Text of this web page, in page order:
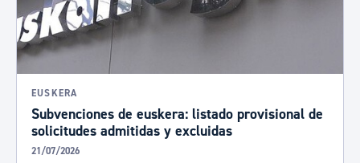
EUSKERA
Subvenciones de euskera: listado provisional de
solicitudes admitidas y excluidas
21/07/2026